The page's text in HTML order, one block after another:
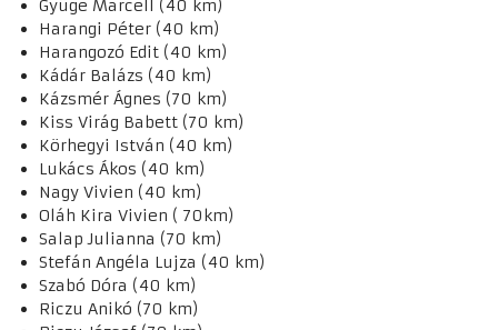
Gyüge Marcell (40 km)
Harangi Péter (40 km)
Harangozó Edit (40 km)
Kádár Balázs (40 km)
Kázsmér Ágnes (70 km)
Kiss Virág Babett (70 km)
Körhegyi István (40 km)
Lukács Ákos (40 km)
Nagy Vivien (40 km)
Oláh Kira Vivien ( 70km)
Salap Julianna (70 km)
Stefán Angéla Lujza (40 km)
Szabó Dóra (40 km)
Riczu Anikó (70 km)